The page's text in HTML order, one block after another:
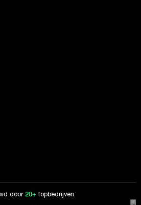
door 20+topbedrijven.